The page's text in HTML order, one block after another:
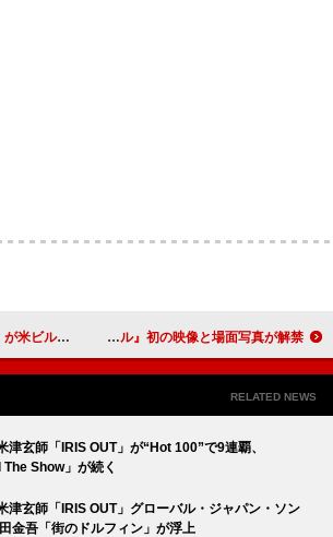
ト同時に初登場1位を達成 櫻坂46、三期生が総出演するドラマ『路地裏ホテル』初の映像と場面写真が解禁
RELATED NEWS
津玄師「IRIS OUT」が“Hot 100”で9連覇、
Show」が続く
津玄師「IRIS OUT」グローバル・ジャパン・ソン
金吾「街のドルフィン」が浮上